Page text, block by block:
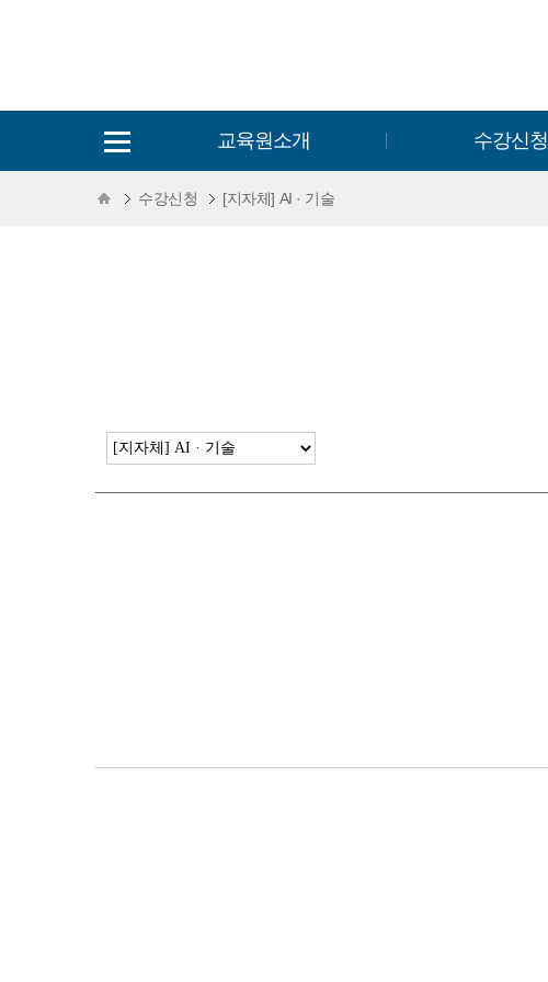
교육원소개 수강신청
수강신청 [지자체] AI · 기술